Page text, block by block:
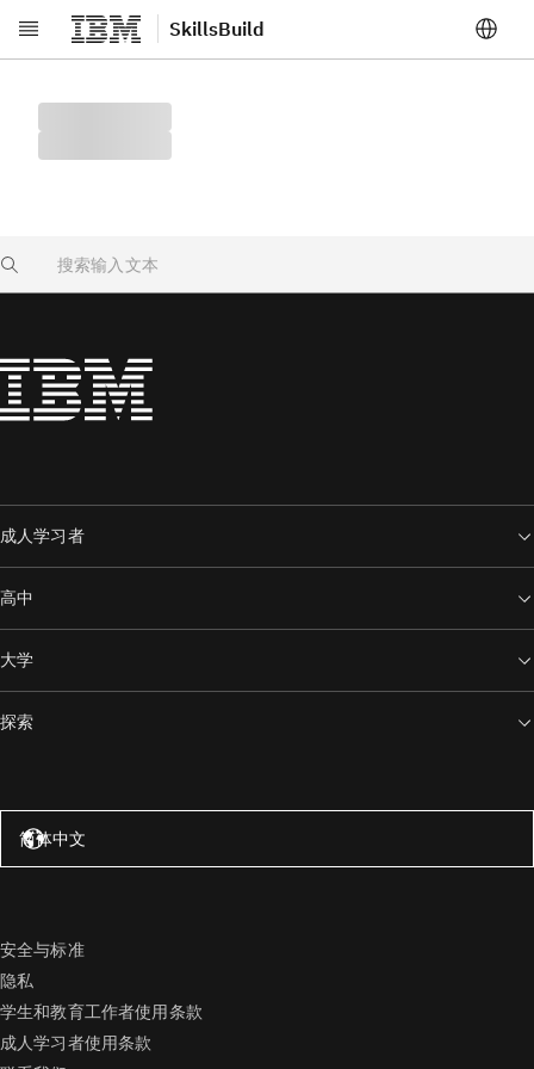
跳转至主要内容 SkillsBuild
Search
成人学习者
高中
大学
探索
简体中文
安全与标准
隐私
学生和教育工作者使用条款
成人学习者使用条款